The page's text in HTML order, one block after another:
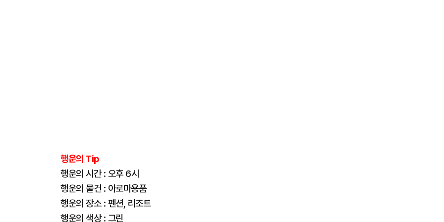
행운의 Tip
행운의 시간 : 오후 6시
행운의 물건 : 아로마용품
행운의 장소 : 펜션, 리조트
행운의 색상 : 그린